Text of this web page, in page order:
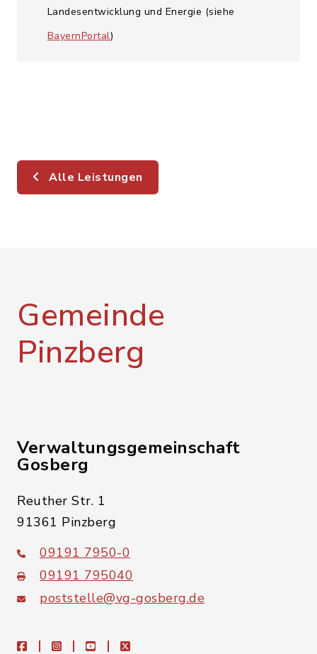
Landesentwicklung und Energie (siehe
BayernPortal)
Alle Leistungen
Gemeinde
Pinzberg
Verwaltungsgemeinschaft
Gosberg
Reuther Str. 1
91361 Pinzberg
09191 7950-0
09191 795040
poststelle@vg-gosberg.de
facebookinstagramyoutubeX